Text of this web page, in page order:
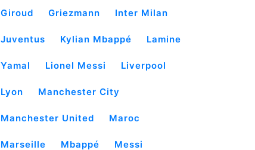
Giroud Griezmann Inter Milan
Juventus Kylian Mbappé Lamine
Yamal Lionel Messi Liverpool
Lyon Manchester City
Manchester United Maroc
Marseille Mbappé Messi